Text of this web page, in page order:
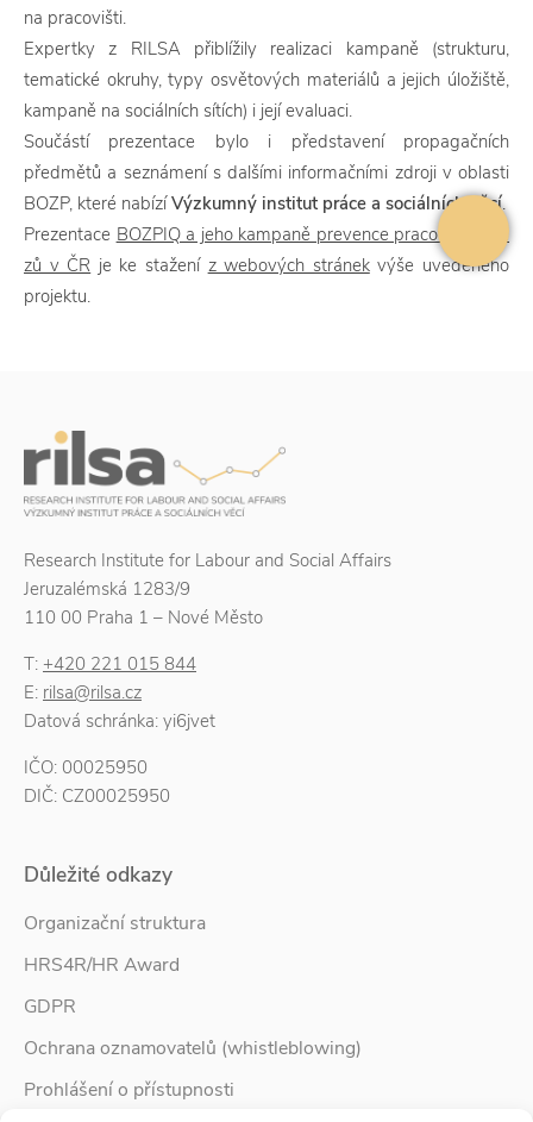
na pracovišti.
Expertky z RILSA přiblížily realizaci kampaně (strukturu,
tematické okruhy, typy osvětových materiálů a jejich úložiště,
kampaně na sociálních sítích) i její evaluaci.
Součástí prezentace bylo i představení propagačních
předmětů a seznámení s dalšími informačními zdroji v oblasti
BOZP, které nabízíVýzkumný institut práce a sociálních věcí.
Prezentace BOZPIQ a jeho kampaně prevence pracovních úra
zů v ČR je ke stažení z webových stránekvýše uvedeného
projektu.
Research Institute for Labour and Social Affairs
Jeruzalémská 1283/9
110 00 Praha 1 – Nové Město
T: +420 221 015 844
E: rilsa@rilsa.cz
Datová schránka: yi6jvet
IČO: 00025950
DIČ: CZ00025950
Důležité odkazy
Organizační struktura
HRS4R/HR Award
GDPR
Ochrana oznamovatelů (whistleblowing)
Prohlášení o přístupnosti